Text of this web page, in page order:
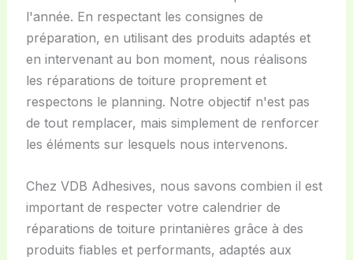
l'année. En respectant les consignes de
préparation, en utilisant des produits adaptés et
en intervenant au bon moment, nous réalisons
les réparations de toiture proprement et
respectons le planning. Notre objectif n'est pas
de tout remplacer, mais simplement de renforcer
les éléments sur lesquels nous intervenons.
Chez VDB Adhesives, nous savons combien il est
important de respecter votre calendrier de
réparations de toiture printanières grâce à des
produits fiables et performants, adaptés aux